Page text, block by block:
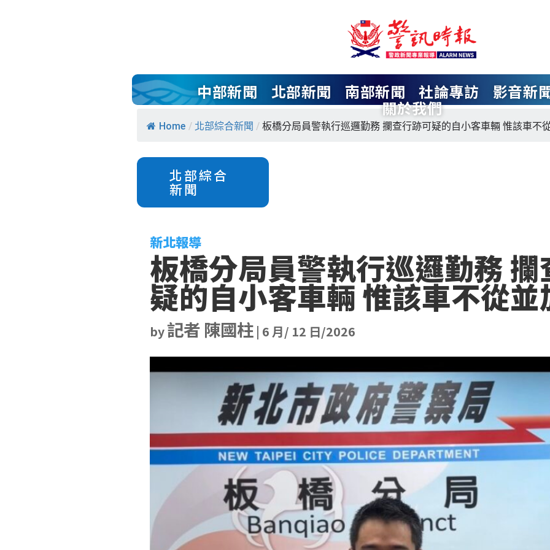
中部新聞 北部新聞 南部新聞 社論專訪 影音新
關於我們
Home / 北部綜合新聞 / 板橋分局員警執行巡邏勤務 攔查行跡可疑的自小客車輛 惟該車不
北部綜合
新聞
新北報導
板橋分局員警執行巡邏勤務
疑的自小客車輛 惟該車不從
by記者 陳國柱 | 6 月/ 12 日/2026